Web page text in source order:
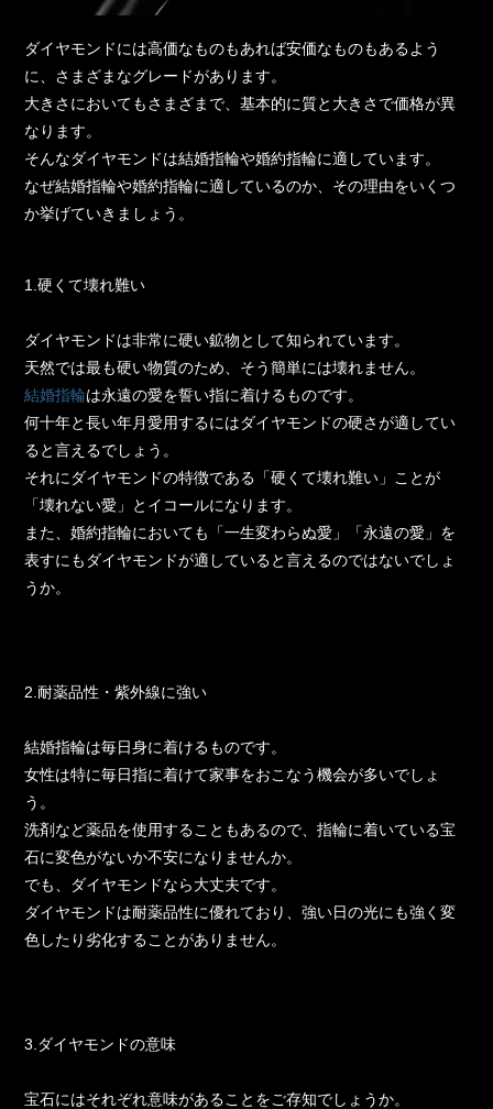
ダイヤモンドには高価なものもあれば安価なものもあるよう
に、さまざまなグレードがあります。
大きさにおいてもさまざまで、基本的に質と大きさで価格が異
なります。
そんなダイヤモンドは結婚指輪や婚約指輪に適しています。
なぜ結婚指輪や婚約指輪に適しているのか、その理由をいくつ
か挙げていき‎ましょう。
1.硬くて壊れ難い
ダイヤモンドは非常に硬い鉱物として知られています。
天然では最も硬い物質のため、そう簡単には壊れません。
結婚指輪は永遠の愛を誓い指に着けるものです。
何十年と長い年月愛用するにはダイヤモンドの硬さが適してい
ると言えるでしょう。
それにダイヤモンドの特徴である「硬くて壊れ難い」ことが
「壊れない愛」とイコールになります。
また、婚約指輪においても「一生変わらぬ愛」「永遠の愛」を
表すにもダイヤモンドが適していると言えるのではないでしょ
うか。
2.耐薬品性・紫外線に強い
結婚指輪は毎日身に着けるものです。
女性は特に毎日指に着けて家事をおこなう機会が多いでしょ
う。
洗剤など薬品を使用することもあるので、指輪に着いている宝
石に変色がないか不安になりませんか。
でも、ダイヤモンドなら大丈夫です。
ダイヤモンドは耐薬品性に優れており、強い日の光にも強く変
色したり劣化することがありません。
3.ダイヤモンドの意味
宝石にはそれぞれ意味があることをご存知でしょうか。